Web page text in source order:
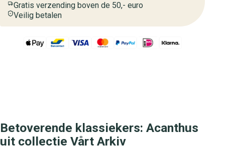
Gratis verzending boven de 50,- euro
Veilig betalen
Betoverende klassiekers: Acanthus
uit collectie Vårt Arkiv